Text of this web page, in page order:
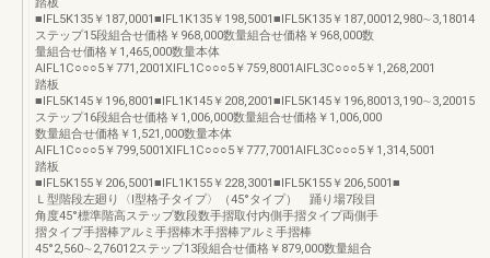
■IFL5K135￥187,0001■IFL1K135￥198,5001■IFL5K135￥187,00012,980∼3,18014
ステップ15段組合せ価格￥968,000数量組合せ価格￥968,000数
量組合せ価格￥1,465,000数量本体
AIFL1C○○○5￥771,2001XIFL1C○○○5￥759,8001AIFL3C○○○5￥1,268,2001
踏板
■IFL5K145￥196,8001■IFL1K145￥208,2001■IFL5K145￥196,80013,190∼3,20015
ステップ16段組合せ価格￥1,006,000数量組合せ価格￥1,006,000
数量組合せ価格￥1,521,000数量本体
AIFL1C○○○5￥799,5001XIFL1C○○○5￥777,7001AIFL3C○○○5￥1,314,5001
踏板
■IFL5K155￥206,5001■IFL1K155￥228,3001■IFL5K155￥206,5001■
Ｌ型階段左廻り〈Ⅰ型格子タイプ〉（45°タイプ） 踊り場7段目
角度45°標準階高ステップ数段数手摺取付内側手摺タイプ両側手
摺タイプ手摺棒アルミ手摺棒木手摺棒アルミ手摺棒
45°2,560∼2,76012ステップ13段組合せ価格￥879,000数量組合